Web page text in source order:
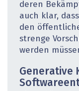
deren
auch klar,
den
strenge
werden
Generative